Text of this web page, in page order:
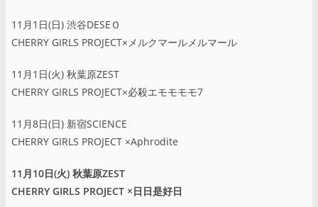
11月1日(日) 渋谷DESEＯ
CHERRY GIRLS PROJECT×メルクマールメルマール
11月1日(火) 秋葉原ZEST
CHERRY GIRLS PROJECT×必殺エモモモモ7
11月8日(日) 新宿SCIENCE
CHERRY GIRLS PROJECT ×Aphrodite
11月10日(火) 秋葉原ZEST
CHERRY GIRLS PROJECT ×日日是好日